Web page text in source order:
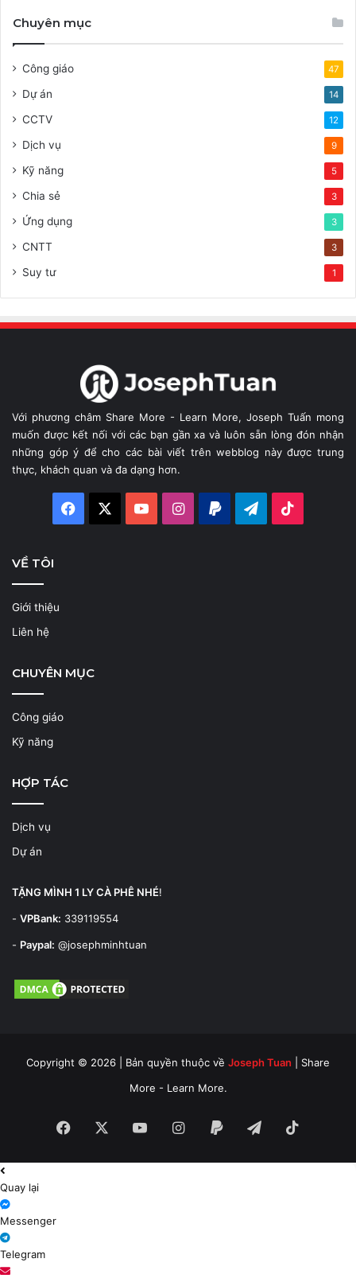
Chuyên mục
Công giáo 47
Dự án 14
CCTV 12
Dịch vụ 9
Kỹ năng 5
Chia sẻ 3
Ứng dụng 3
CNTT 3
Suy tư 1
Với phương châm Share More - Learn More, Joseph Tuấn mong
muốn được kết nối với các bạn gần xa và luôn sẵn lòng đón nhận
những góp ý để cho các bài viết trên webblog này được trung
thực, khách quan và đa dạng hơn.
Facebook YouTubeInstagram
Paypal Telegram
VỀ TÔI
Giới thiệu
Liên hệ
CHUYÊN MỤC
Công giáo
Kỹ năng
HỢP TÁC
Dịch vụ
Dự án
TẶNG MÌNH 1 LY CÀ PHÊ NHÉ!
- VPBank: 339119554
- Paypal: @josephminhtuan
Copyright © 2026 | Bản quyền thuộc về Joseph Tuan | Share
More - Learn More.
Facebook YouTubeInstagram
Paypal Telegram
Quay lại
Messenger
Telegram